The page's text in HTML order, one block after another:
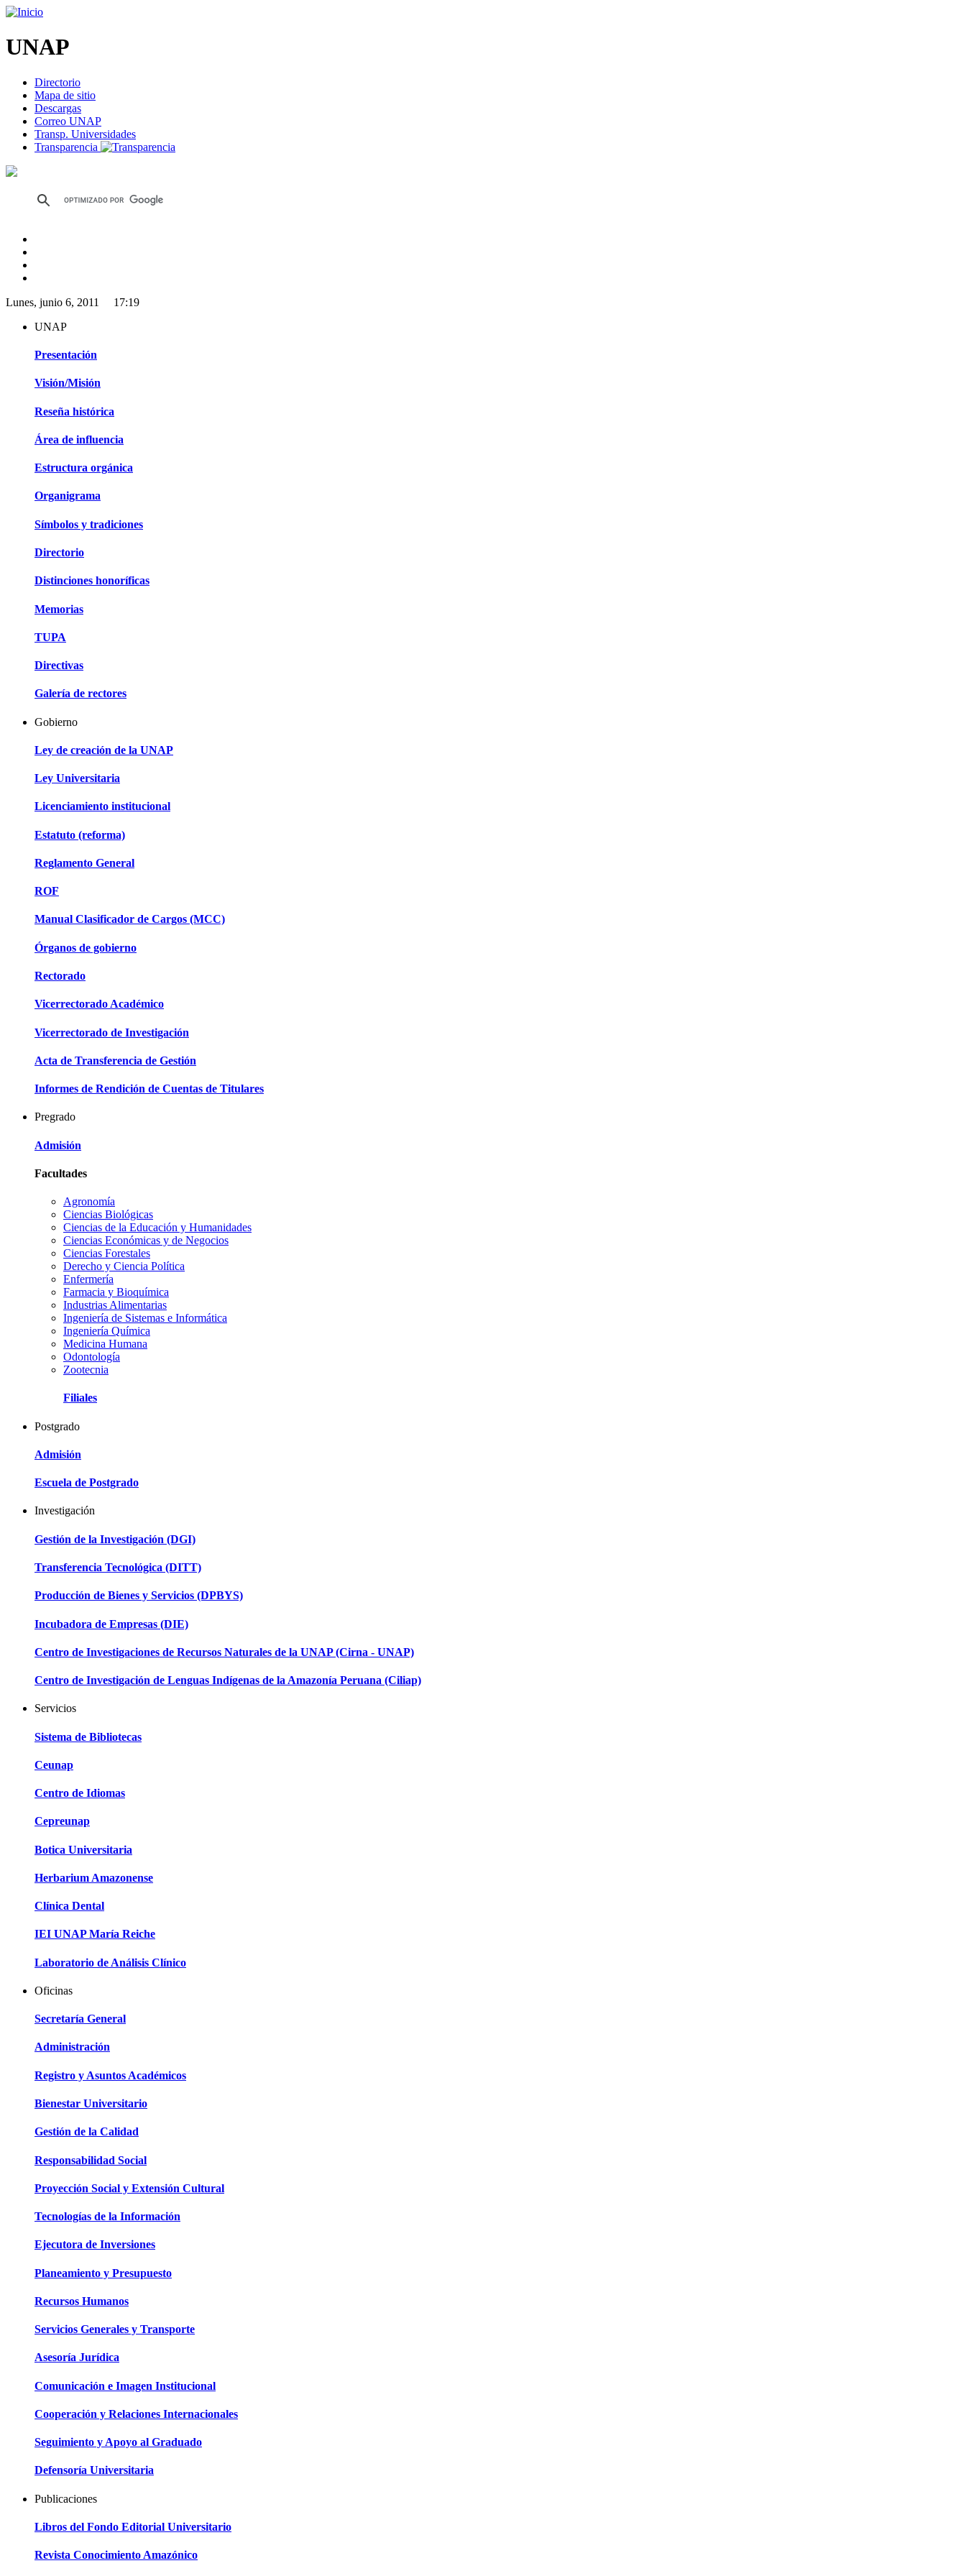
UNAP
Directorio
Mapa de sitio
Descargas
Correo UNAP
Transp. Universidades
Transparencia
Lunes, junio 6, 2011 17:19
UNAP
Presentación
Visión/Misión
Reseña histórica
Área de influencia
Estructura orgánica
Organigrama
Símbolos y tradiciones
Directorio
Distinciones honoríficas
Memorias
TUPA
Directivas
Galería de rectores
Gobierno
Ley de creación de la UNAP
Ley Universitaria
Licenciamiento institucional
Estatuto (reforma)
Reglamento General
ROF
Manual Clasificador de Cargos (MCC)
Órganos de gobierno
Rectorado
Vicerrectorado Académico
Vicerrectorado de Investigación
Acta de Transferencia de Gestión
Informes de Rendición de Cuentas de Titulares
Pregrado
Admisión
Facultades
Agronomía
Ciencias Biológicas
Ciencias de la Educación y Humanidades
Ciencias Económicas y de Negocios
Ciencias Forestales
Derecho y Ciencia Política
Enfermería
Farmacia y Bioquímica
Industrias Alimentarias
Ingeniería de Sistemas e Informática
Ingeniería Química
Medicina Humana
Odontología
Zootecnia
Filiales
Postgrado
Admisión
Escuela de Postgrado
Investigación
Gestión de la Investigación (DGI)
Transferencia Tecnológica (DITT)
Producción de Bienes y Servicios (DPBYS)
Incubadora de Empresas (DIE)
Centro de Investigaciones de Recursos Naturales de la UNAP (Cirna - UNAP)
Centro de Investigación de Lenguas Indígenas de la Amazonía Peruana (Ciliap)
Servicios
Sistema de Bibliotecas
Ceunap
Centro de Idiomas
Cepreunap
Botica Universitaria
Herbarium Amazonense
Clínica Dental
IEI UNAP María Reiche
Laboratorio de Análisis Clínico
Oficinas
Secretaría General
Administración
Registro y Asuntos Académicos
Bienestar Universitario
Gestión de la Calidad
Responsabilidad Social
Proyección Social y Extensión Cultural
Tecnologías de la Información
Ejecutora de Inversiones
Planeamiento y Presupuesto
Recursos Humanos
Servicios Generales y Transporte
Asesoría Jurídica
Comunicación e Imagen Institucional
Cooperación y Relaciones Internacionales
Seguimiento y Apoyo al Graduado
Defensoría Universitaria
Publicaciones
Libros del Fondo Editorial Universitario
Revista Conocimiento Amazónico